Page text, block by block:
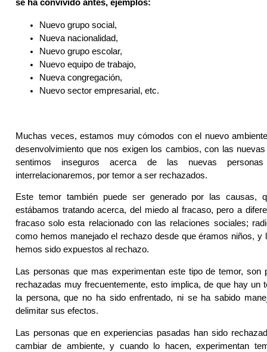
se ha convivido antes, ejemplos:
Nuevo grupo social,
Nueva nacionalidad,
Nuevo grupo escolar,
Nuevo equipo de trabajo,
Nueva congregación,
Nuevo sector empresarial, etc.
Muchas veces, estamos muy cómodos con el nuevo
desenvolvimiento que nos exigen los cambios, con las
sentimos inseguros acerca de las nuevas
interrelacionaremos, por temor a ser rechazados.
Este temor también puede ser generado por las causas,
estábamos tratando acerca, del miedo al fracaso, pero a
fracaso solo esta relacionado con las relaciones sociales;
como hemos manejado el rechazo desde que éramos niños, y
hemos sido expuestos al rechazo.
Las personas que mas experimentan este tipo de temor, son
rechazadas muy frecuentemente, esto implica, de que hay un
la persona, que no ha sido enfrentado, ni se ha sabido
delimitar sus efectos.
Las personas que en experiencias pasadas han sido
cambiar de ambiente, y cuando lo hacen, experimentan